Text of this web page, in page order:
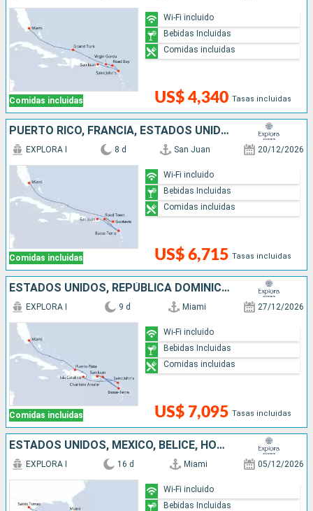
Comidas incluidas US$ 4,340 Tasas incluidas
Wi-Fi incluido
Bebidas Incluidas
Comidas incluidas
PUERTO RICO, FRANCIA, ESTADOS UNIDOS
Comidas incluidas
EXPLORA I 8 d San Juan 20/12/2026
US$ 6,715 Tasas incluidas
Wi-Fi incluido
Bebidas Incluidas
Comidas incluidas
ESTADOS UNIDOS, REPÚBLICA DOMINICANA, ANTIGUA Y BARBUDA, PUERTO RICO
Comidas incluidas
EXPLORA I 9 d Miami 27/12/2026
US$ 7,095 Tasas incluidas
Wi-Fi incluido
Bebidas Incluidas
Comidas incluidas
ESTADOS UNIDOS, MÉXICO, BELICE, HONDURAS, ANTIGUA Y BARBUDA, SAN MARTÍN, PUERTO RICO
EXPLORA I 16 d Miami 05/12/2026
Wi-Fi incluido
Bebidas Incluidas